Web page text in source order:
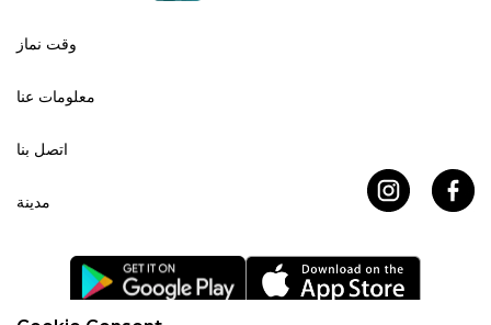
وقت نماز
معلومات عنا
اتصل بنا
مدينة